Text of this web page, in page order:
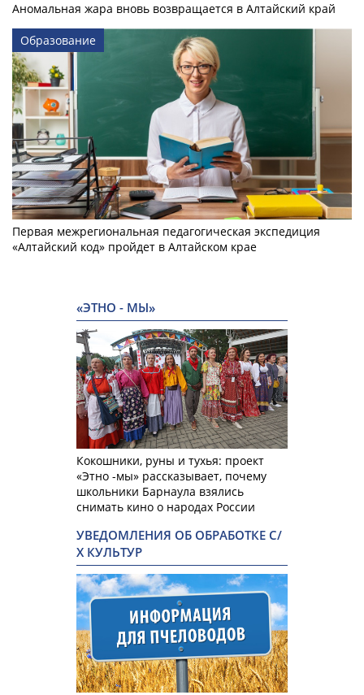
Аномальная жара вновь возвращается в Алтайский край
Образование
Первая межрегиональная педагогическая экспедиция
«Алтайский код» пройдет в Алтайском крае
«ЭТНО - МЫ»
Кокошники, руны и тухья: проект
«Этно -мы» рассказывает, почему
школьники Барнаула взялись
снимать кино о народах России
УВЕДОМЛЕНИЯ ОБ ОБРАБОТКЕ С/
Х КУЛЬТУР